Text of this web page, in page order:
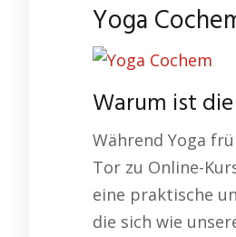
Yoga
Warum ist
Während Yoga
Tor zu Online-
eine praktische
die sich wie